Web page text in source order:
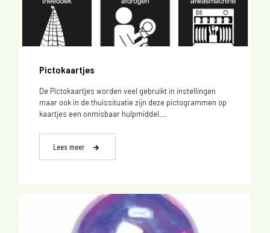
Pictokaartjes
De Pictokaartjes worden veel gebruikt in instellingen
maar ook in de thuissituatie zijn deze pictogrammen op
kaartjes een onmisbaar hulpmiddel....
Lees meer